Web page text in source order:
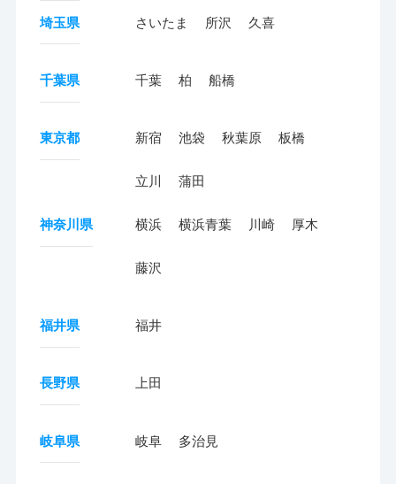
埼玉県 さいたま 所沢 久喜
千葉県 千葉 柏 船橋
東京都 新宿 池袋 秋葉原 板橋
立川 蒲田
神奈川県 横浜 横浜青葉 川崎 厚木
藤沢
福井県 福井
長野県 上田
岐阜県 岐阜 多治見